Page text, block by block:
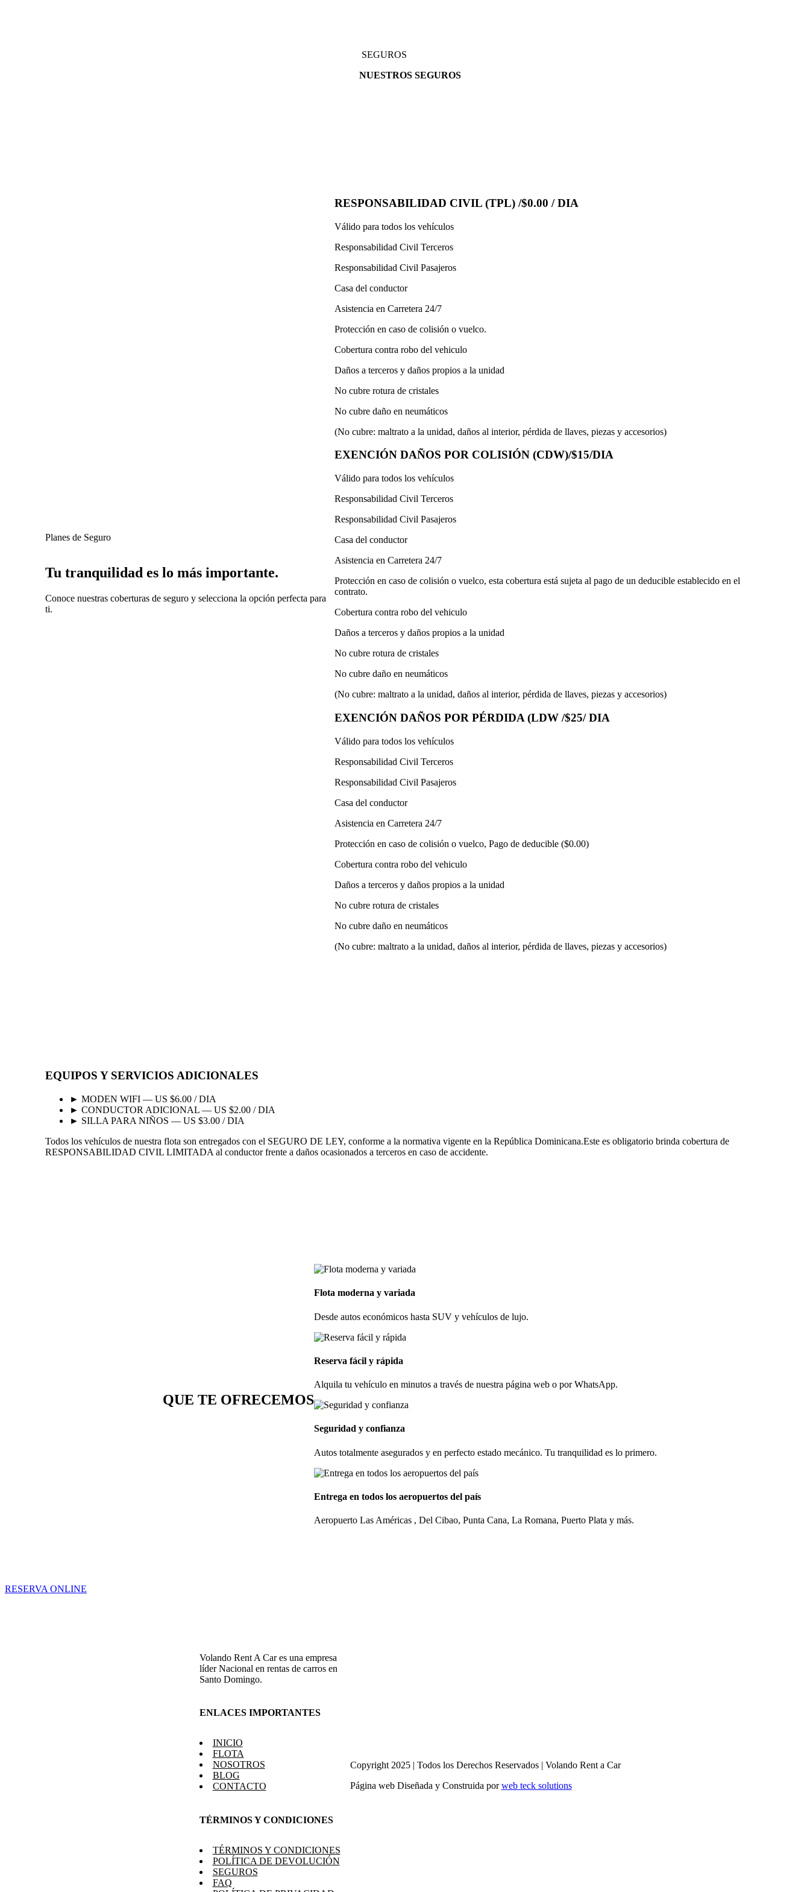
SEGUROS
NUESTROS SEGUROS
Planes de Seguro
Tu tranquilidad es lo más importante.
Conoce nuestras coberturas de seguro y selecciona la opción perfecta para
ti.
RESPONSABILIDAD CIVIL (TPL) /$0.00 / DIA
Válido para todos los vehículos
Responsabilidad Civil Terceros
Responsabilidad Civil Pasajeros
Casa del conductor
Asistencia en Carretera 24/7
Protección en caso de colisión o vuelco.
Cobertura contra robo del vehiculo
Daños a terceros y daños propios a la unidad
No cubre rotura de cristales
No cubre daño en neumáticos
(No cubre: maltrato a la unidad, daños al interior, pérdida de llaves, piezas y accesorios)
EXENCIÓN DAÑOS POR COLISIÓN (CDW)/$15/DIA
Válido para todos los vehículos
Responsabilidad Civil Terceros
Responsabilidad Civil Pasajeros
Casa del conductor
Asistencia en Carretera 24/7
Protección en caso de colisión o vuelco, esta cobertura está sujeta al pago de un deducible establecido en el
contrato.
Cobertura contra robo del vehiculo
Daños a terceros y daños propios a la unidad
No cubre rotura de cristales
No cubre daño en neumáticos
(No cubre: maltrato a la unidad, daños al interior, pérdida de llaves, piezas y accesorios)
EXENCIÓN DAÑOS POR PÉRDIDA (LDW /$25/ DIA
Válido para todos los vehículos
Responsabilidad Civil Terceros
Responsabilidad Civil Pasajeros
Casa del conductor
Asistencia en Carretera 24/7
Protección en caso de colisión o vuelco, Pago de deducible ($0.00)
Cobertura contra robo del vehiculo
Daños a terceros y daños propios a la unidad
No cubre rotura de cristales
No cubre daño en neumáticos
(No cubre: maltrato a la unidad, daños al interior, pérdida de llaves, piezas y accesorios)
EQUIPOS Y SERVICIOS ADICIONALES
► MODEN WIFI — US $6.00 / DIA
► CONDUCTOR ADICIONAL — US $2.00 / DIA
► SILLA PARA NIÑOS — US $3.00 / DIA
Todos los vehículos de nuestra flota son entregados con el SEGURO DE LEY, conforme a la normativa vigente en la República Dominicana.Este es obligatorio brinda cobertura de
RESPONSABILIDAD CIVIL LIMITADA al conductor frente a daños ocasionados a terceros en caso de accidente.
QUE TE OFRECEMOS
Flota moderna y variada
Desde autos económicos hasta SUV y vehículos de lujo.
Reserva fácil y rápida
Alquila tu vehículo en minutos a través de nuestra página web o por WhatsApp.
Seguridad y confianza
Autos totalmente asegurados y en perfecto estado mecánico. Tu tranquilidad es lo primero.
Entrega en todos los aeropuertos del país
Aeropuerto Las Américas , Del Cibao, Punta Cana, La Romana, Puerto Plata y más.
RESERVA ONLINE
Volando Rent A Car es una empresa
líder Nacional en rentas de carros en
Santo Domingo.
ENLACES IMPORTANTES
INICIO
FLOTA
NOSOTROS
BLOG
CONTACTO
TÉRMINOS Y CONDICIONES
TÉRMINOS Y CONDICIONES
POLÍTICA DE DEVOLUCIÓN
SEGUROS
FAQ
Copyright 2025 | Todos los Derechos Reservados | Volando Rent a Car
Página web Diseñada y Construida porweb teck solutions